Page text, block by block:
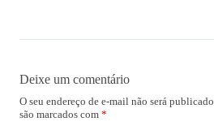
Deixe um comentário
O seu endereço de e-mail não será publicado.
são marcados com *